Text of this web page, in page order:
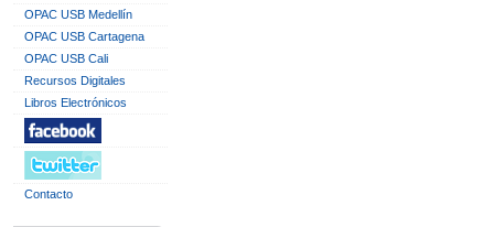
OPAC USB Medellín
OPAC USB Cartagena
OPAC USB Cali
Recursos Digitales
Libros Electrónicos
Contacto